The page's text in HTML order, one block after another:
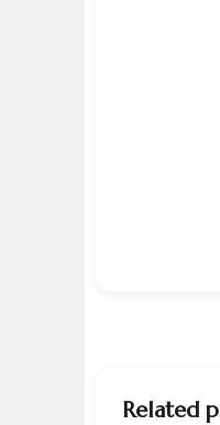
Related